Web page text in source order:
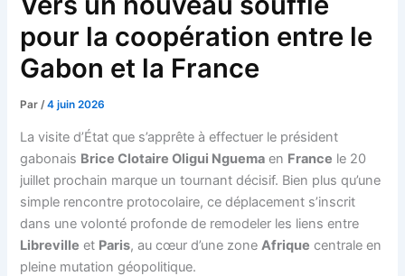
pour la coopération entre le
Gabon et la France
Par/4 juin 2026
La visite d’État que s’apprête à effectuer le président
gabonais Brice Clotaire Oligui Nguema en France le 20
juillet prochain marque un tournant décisif. Bien plus qu’une
simple rencontre protocolaire, ce déplacement s’inscrit
dans une volonté profonde de remodeler les liens entre
Libreville et Paris, au cœur d’une zoneAfrique centrale en
pleine mutation géopolitique.